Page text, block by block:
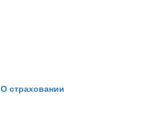
О страховании